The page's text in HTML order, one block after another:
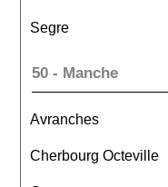
Segre
50 - Manche
Avranches
Cherbourg Octeville